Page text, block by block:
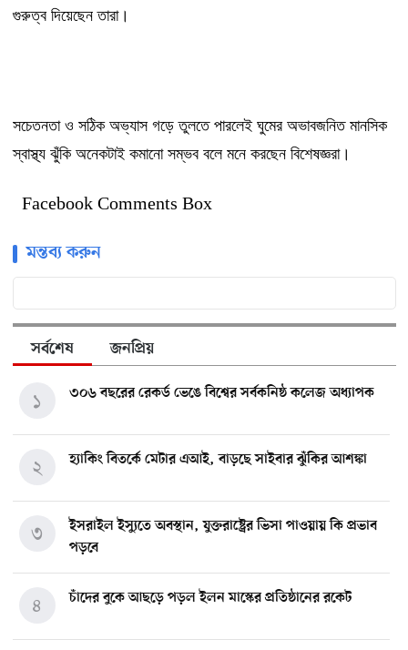
গুরুত্ব দিয়েছেন তারা।
সচেতনতা ও সঠিক অভ্যাস গড়ে তুলতে পারলেই ঘুমের অভাবজনিত মানসিক
স্বাস্থ্য ঝুঁকি অনেকটাই কমানো সম্ভব বলে মনে করছেন বিশেষজ্ঞরা।
Facebook Comments Box
মন্তব্য করুন
সর্বশেষ জনপ্রিয়
৩০৬ বছরের রেকর্ড ভেঙে বিশ্বের সর্বকনিষ্ঠ কলেজ অধ্যাপক
১
হ্যাকিং বিতর্কে মেটার এআই, বাড়ছে সাইবার ঝুঁকির আশঙ্কা
২
ইসরাইল ইস্যুতে অবস্থান, যুক্তরাষ্ট্রের ভিসা পাওয়ায় কি প্রভাব
পড়বে
৩
চাঁদের বুকে আছড়ে পড়ল ইলন মাস্কের প্রতিষ্ঠানের রকেট
৪